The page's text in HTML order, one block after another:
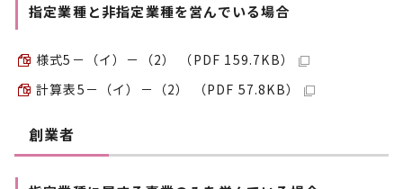
指定業種と非指定業種を営んでいる場合
様式5－（イ）－（2） （PDF 159.7KB）
計算表5－（イ）－（2） （PDF 57.8KB）
創業者